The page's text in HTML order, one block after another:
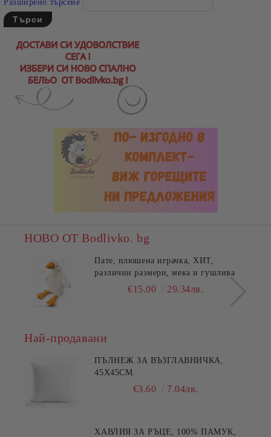
Разширено търсене
НОВО ОТ Bodlivko. bg
Пате, плюшена играчка, ХИТ,
различни размери, мека и гушлива
€15.00 29.34лв.
Най-продавани
ПЪЛНЕЖ ЗА ВЪЗГЛАВНИЧКА,
45X45СМ.
€3.60 7.04лв.
ХАВЛИЯ ЗА РЪЦЕ, 100% ПАМУК,